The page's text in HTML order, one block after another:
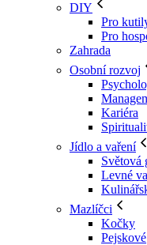
DIY
Pro
Pro
Zahrada
Osobní rozvoj
Kariéra
Jídlo a vaření
Světová
Levné
Mazlíčci
Kočky
Pejskové